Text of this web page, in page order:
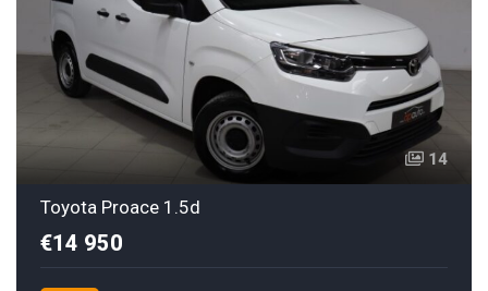
14
Toyota Proace 1.5d
€14 950